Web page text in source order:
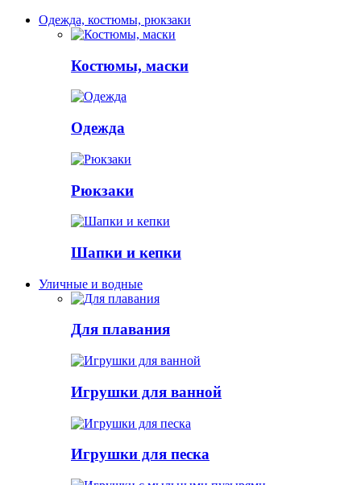
Одежда, костюмы, рюкзаки
Костюмы, маски
Одежда
Рюкзаки
Шапки и кепки
Уличные и водные
Для плавания
Игрушки для ванной
Игрушки для песка